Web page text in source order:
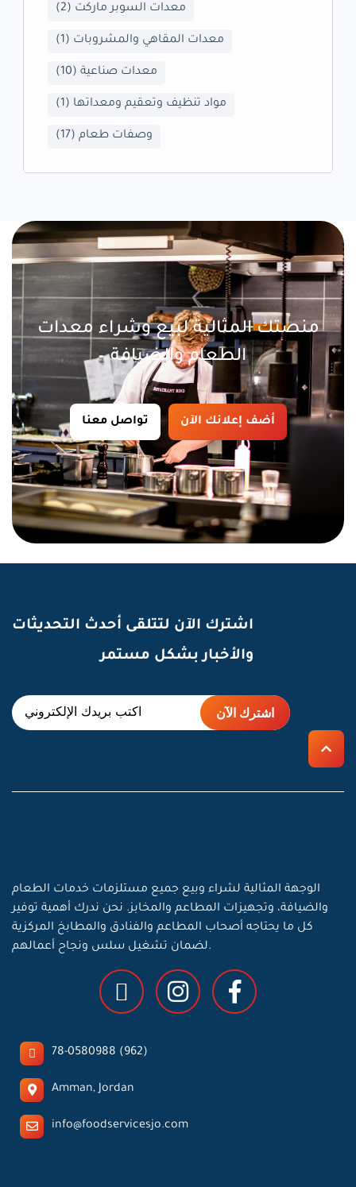
معدات السوبر ماركت (2)
معدات المقاهي والمشروبات (1)
معدات صناعية (10)
مواد تنظيف وتعقيم ومعداتها (1)
وصفات طعام (17)
منصتك المثالية لبيع وشراء معدات
الطعام والضيافة
تواصل معنا أضف إعلانك الآن
اشترك الآن لتتلقى أحدث التحديثات
والأخبار بشكل مستمر
الوجهة المثالية لشراء وبيع جميع مستلزمات خدمات الطعام
والضيافة، وتجهيزات المطاعم والمخابز. نحن ندرك أهمية توفير
كل ما يحتاجه أصحاب المطاعم والفنادق والمطابخ المركزية
لضمان تشغيل سلس ونجاح أعمالهم.
78-0580988 (962)
Amman, Jordan
info@foodservicesjo.com